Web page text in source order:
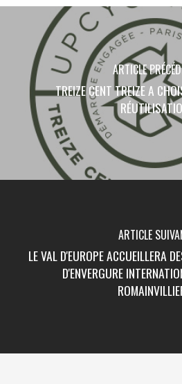
ARTICLE
TREIZE CENT TREIZE A
ARTICLE
LE VAL D'EUROPE ACCUEILLERA
D'ENVERGURE